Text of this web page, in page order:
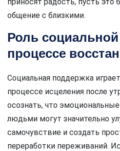
общение с близкими.
Роль
процессе
Социальная поддержка
процессе исцеления после
осознать, что
людьми могут значительно
самочувствие и создать
переработки переживаний.